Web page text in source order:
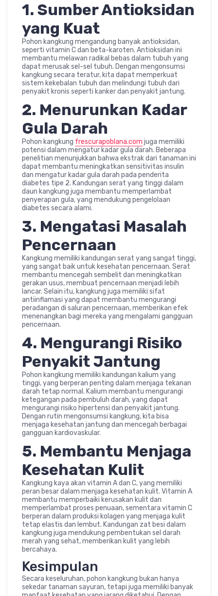
1. Sumber Antioksidan
yang Kuat
Pohon kangkung mengandung banyak antioksidan,
seperti vitamin C dan beta-karoten. Antioksidan ini
membantu melawan radikal bebas dalam tubuh yang
dapat merusak sel-sel tubuh. Dengan mengonsumsi
kangkung secara teratur, kita dapat memperkuat
sistem kekebalan tubuh dan melindungi tubuh dari
penyakit kronis seperti kanker dan penyakit jantung.
2. Menurunkan Kadar
Gula Darah
Pohon kangkung frescurapoblana.com juga memiliki
potensi dalam mengatur kadar gula darah. Beberapa
penelitian menunjukkan bahwa ekstrak dari tanaman ini
dapat membantu meningkatkan sensitivitas insulin
dan mengatur kadar gula darah pada penderita
diabetes tipe 2. Kandungan serat yang tinggi dalam
daun kangkung juga membantu memperlambat
penyerapan gula, yang mendukung pengelolaan
diabetes secara alami.
3. Mengatasi Masalah
Pencernaan
Kangkung memiliki kandungan serat yang sangat tinggi,
yang sangat baik untuk kesehatan pencernaan. Serat
membantu mencegah sembelit dan meningkatkan
gerakan usus, membuat pencernaan menjadi lebih
lancar. Selain itu, kangkung juga memiliki sifat
antiinflamasi yang dapat membantu mengurangi
peradangan di saluran pencernaan, memberikan efek
menenangkan bagi mereka yang mengalami gangguan
pencernaan.
4. Mengurangi Risiko
Penyakit Jantung
Pohon kangkung memiliki kandungan kalium yang
tinggi, yang berperan penting dalam menjaga tekanan
darah tetap normal. Kalium membantu mengurangi
ketegangan pada pembuluh darah, yang dapat
mengurangi risiko hipertensi dan penyakit jantung.
Dengan rutin mengonsumsi kangkung, kita bisa
menjaga kesehatan jantung dan mencegah berbagai
gangguan kardiovaskular.
5. Membantu Menjaga
Kesehatan Kulit
Kangkung kaya akan vitamin A dan C, yang memiliki
peran besar dalam menjaga kesehatan kulit. Vitamin A
membantu memperbaiki kerusakan kulit dan
memperlambat proses penuaan, sementara vitamin C
berperan dalam produksi kolagen yang menjaga kulit
tetap elastis dan lembut. Kandungan zat besi dalam
kangkung juga mendukung pembentukan sel darah
merah yang sehat, memberikan kulit yang lebih
bercahaya.
Kesimpulan
Secara keseluruhan, pohon kangkung bukan hanya
sekedar tanaman sayuran, tetapi juga memiliki banyak